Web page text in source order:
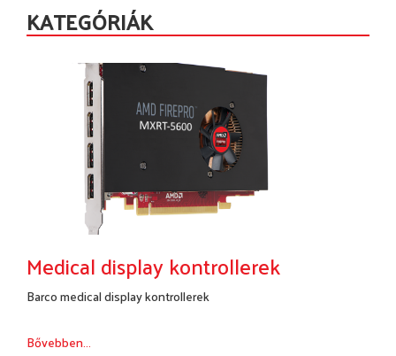
KATEGÓRIÁK
Medical display kontrollerek
Barco medical display kontrollerek
Bővebben...